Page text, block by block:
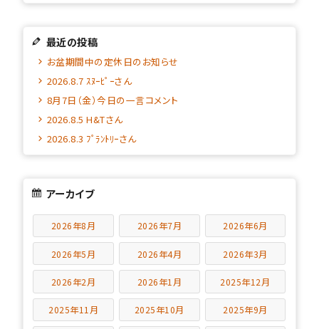
最近の投稿
お盆期間中の定休日のお知らせ
2026.8.7 ｽﾇｰﾋﾟｰさん
8月7日（金）今日の一言コメント
2026.8.5 H&Tさん
2026.8.3 ﾌﾟﾗﾝﾄﾘｰさん
アーカイブ
2026年8月 2026年7月 2026年6月
2026年5月 2026年4月 2026年3月
2026年2月 2026年1月 2025年12月
2025年11月 2025年10月 2025年9月